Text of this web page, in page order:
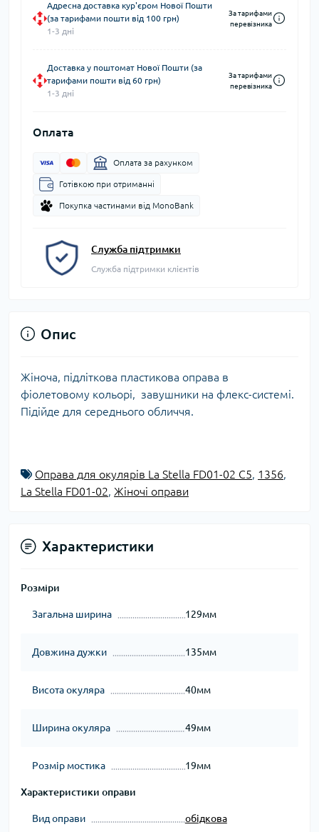
Адресна доставка кур'єром Нової Пошти
(за тарифами пошти від 100 грн)
1-3 дні
За тарифами
перевізника
Доставка у поштомат Нової Пошти (за
тарифами пошти від 60 грн)
1-3 дні
За тарифами
перевізника
Оплата
Оплата за рахунком
Готівкою при отриманні
Покупка частинами від MonoBank
Служба підтримки
Служба підтримки клієнтів
Опис
Жіноча, підліткова пластикова оправа в
фіолетовому кольорі, завушники на флекс-системі.
Підійде для середнього обличчя.
Оправа для окулярів La Stella FD01-02 C5 1356
La Stella FD01-02 Жіночі оправи
Характеристики
Розміри
Загальна ширина 129мм
Довжина дужки 135мм
Висота окуляра 40мм
Ширина окуляра 49мм
Розмір мостика 19мм
Характеристики оправи
Вид оправи обідкова